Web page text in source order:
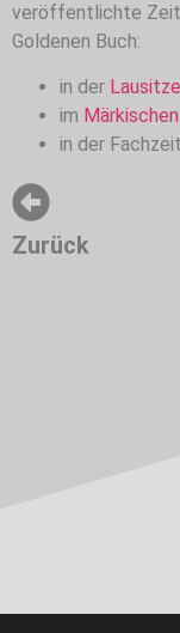
veröffentlichte
Goldenen Buch:
in der
im
in der
Zurück